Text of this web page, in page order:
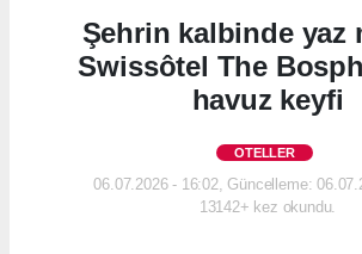
Şehrin kalbinde yaz
Swissôtel The
havuz keyfi
OTELLER
06.07.2026 - 16:02, Güncelleme:
13142+ kez okundu.